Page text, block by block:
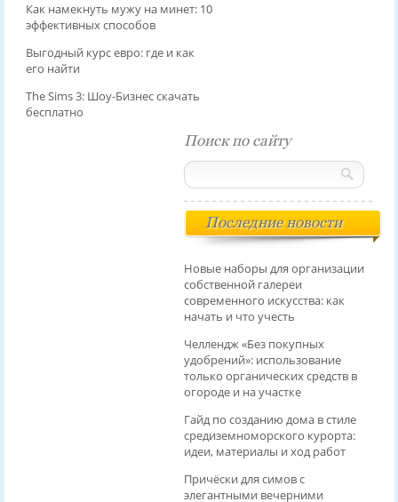
Как намекнуть мужу на минет: 10
эффективных способов
Выгодный курс евро: где и как
его найти
The Sims 3: Шоу-Бизнес скачать
бесплатно
Поиск по сайту
Последние новости
Новые наборы для организации
собственной галереи
современного искусства: как
начать и что учесть
Челлендж «Без покупных
удобрений»: использование
только органических средств в
огороде и на участке
Гайд по созданию дома в стиле
средиземноморского курорта:
идеи, материалы и ход работ
Причёски для симов с
элегантными вечерними